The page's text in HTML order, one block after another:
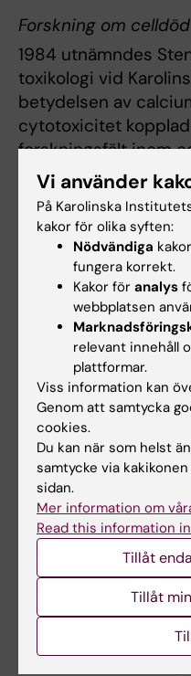
Forskning om celldöd
1984 utnämndes
toxikologi vid
betydelsen av
cytotoxicitet
forskningsfält inom
först med att visa Ca
fragmentering i
samt att en liknande
apoptotisk celldöd i
avslöjade den
mitokondrien när
vid oxidativ
forskargrupp
har vid
utrönade
frisättning från
visade att
döda tumörceller.
Sten Orrenius blev
om
många år
samspelet mellan
celldöd. Detta
genom observation
Vi använder
På Karolinska
kakor för olika syften:
Nödvändiga
fungera korrekt.
Kakor för analys
webbplatsen
relevant innehåll
plattformar.
Viss information kan
Genom att samtycka
cookies.
Du kan när som helst
samtycke via
sidan.
Mer information om
Read this information
Tillåt
Tillåt